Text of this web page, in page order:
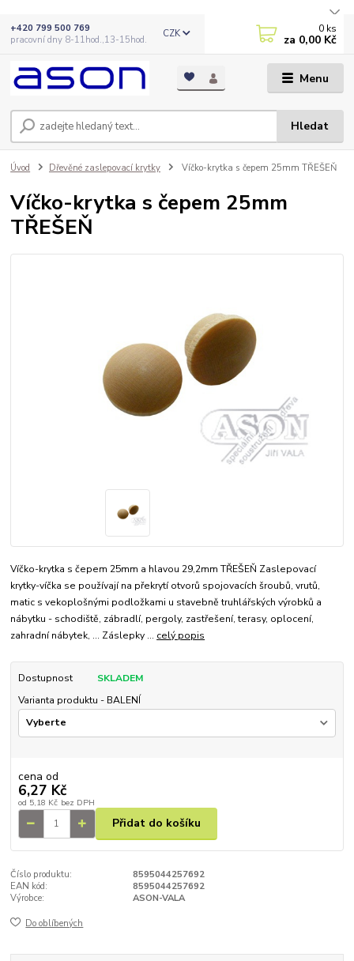
Menu
CZK
Hledat
+420 799 500 769
pracovní dny 8-11hod.,13-15hod.
0 ks
za 0,00 Kč
Úvod Dřevěné zaslepovací krytky Víčko-krytka s čepem 25mm TŘEŠEŇ
Víčko-krytka s čepem 25mm
TŘEŠEŇ
Víčko-krytka s čepem 25mm a hlavou 29,2mm TŘEŠEŇ Zaslepovací
krytky-víčka se používají na překrytí otvorů spojovacích šroubů, vrutů,
matic s vekoplošnými podložkami u stavebně truhlářských výrobků a
nábytku - schodiště, zábradlí, pergoly, zastřešení, terasy, oplocení,
zahradní nábytek, ... Záslepky ... celý popis
Dostupnost
SKLADEM
Varianta produktu - BALENÍ
cena od
6,27 Kč
od 5,18 Kč bez DPH
Přidat do košíku
Číslo produktu:
8595044257692
EAN kód:
8595044257692
Výrobce:
ASON-VALA
Do oblíbených